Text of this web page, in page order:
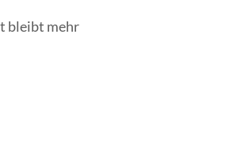
bleibt mehr